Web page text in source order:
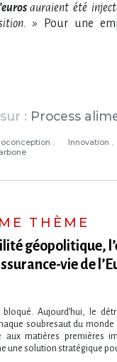
auraient été
» Pour une
: Process
Innovation
THÈME
géopolitique,
vie de
Aujourd​‌’hui, le
soubresaut du monde
matières premières
une solution stratégique